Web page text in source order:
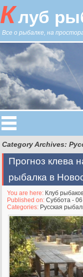
Клуб
Все о рыбалке, на
Category Archives:
Прогноз клева
рыбалка в
You are here: Клуб
Published on:Суббота -
Categories: Русская